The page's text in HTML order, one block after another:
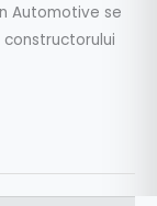
Automotive se